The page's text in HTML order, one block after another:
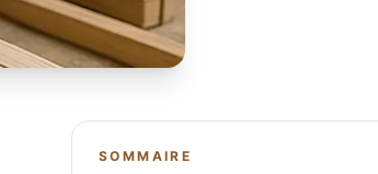
SOMMAIRE